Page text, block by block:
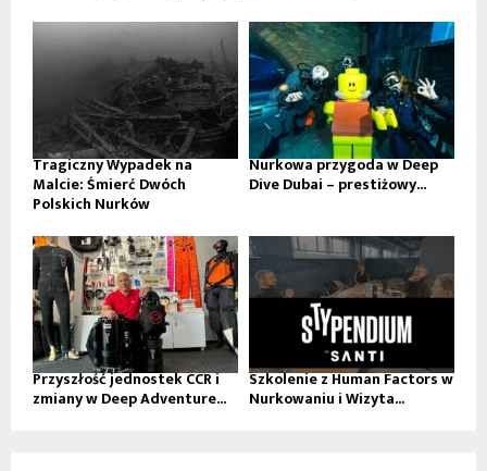
Tragiczny Wypadek na
Malcie: Śmierć Dwóch
Polskich Nurków
Nurkowa przygoda w Deep
Dive Dubai – prestiżowy...
Przyszłość jednostek CCR i
zmiany w Deep Adventure...
Szkolenie z Human Factors w
Nurkowaniu i Wizyta...